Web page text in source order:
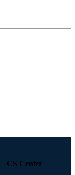
CS Center